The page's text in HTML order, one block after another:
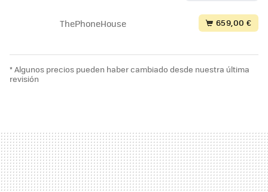
ThePhoneHouse 659,00 €
* Algunos precios pueden haber cambiado desde nuestra última
revisión